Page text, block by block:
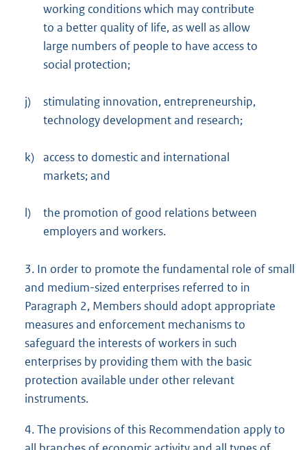
working conditions which may contribute
to a better quality of life, as well as allow
large numbers of people to have access to
social protection;
j)
stimulating innovation, entrepreneurship,
technology development and research;
k) access to domestic and international
markets; and
l)
the promotion of good relations between
employers and workers.
3. In order to promote the fundamental role of small
and medium-sized enterprises referred to in
Paragraph 2, Members should adopt appropriate
measures and enforcement mechanisms to
safeguard the interests of workers in such
enterprises by providing them with the basic
protection available under other relevant
instruments.
4. The provisions of this Recommendation apply to